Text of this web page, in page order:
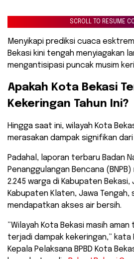
SCROLL TO RESUME
Menyikapi prediksi cuaca esktrem
Bekasi kini tengah menyiagakan
mengantisipasi puncak musim
​Apakah Kota Bekasi
Kekeringan Tahun Ini?
​Hingga saat ini, wilayah Kota
merasakan dampak signifikan dari
Padahal, laporan terbaru Badan
Penanggulangan Bencana
2.245 warga di Kabupaten
Kabupaten Klaten, Jawa Tengah,
mendapatkan akses air bersih.
​”Wilayah Kota Bekasi masih
terjadi dampak kekeringan,” kata
Kepala Pelaksana BPBD Kota